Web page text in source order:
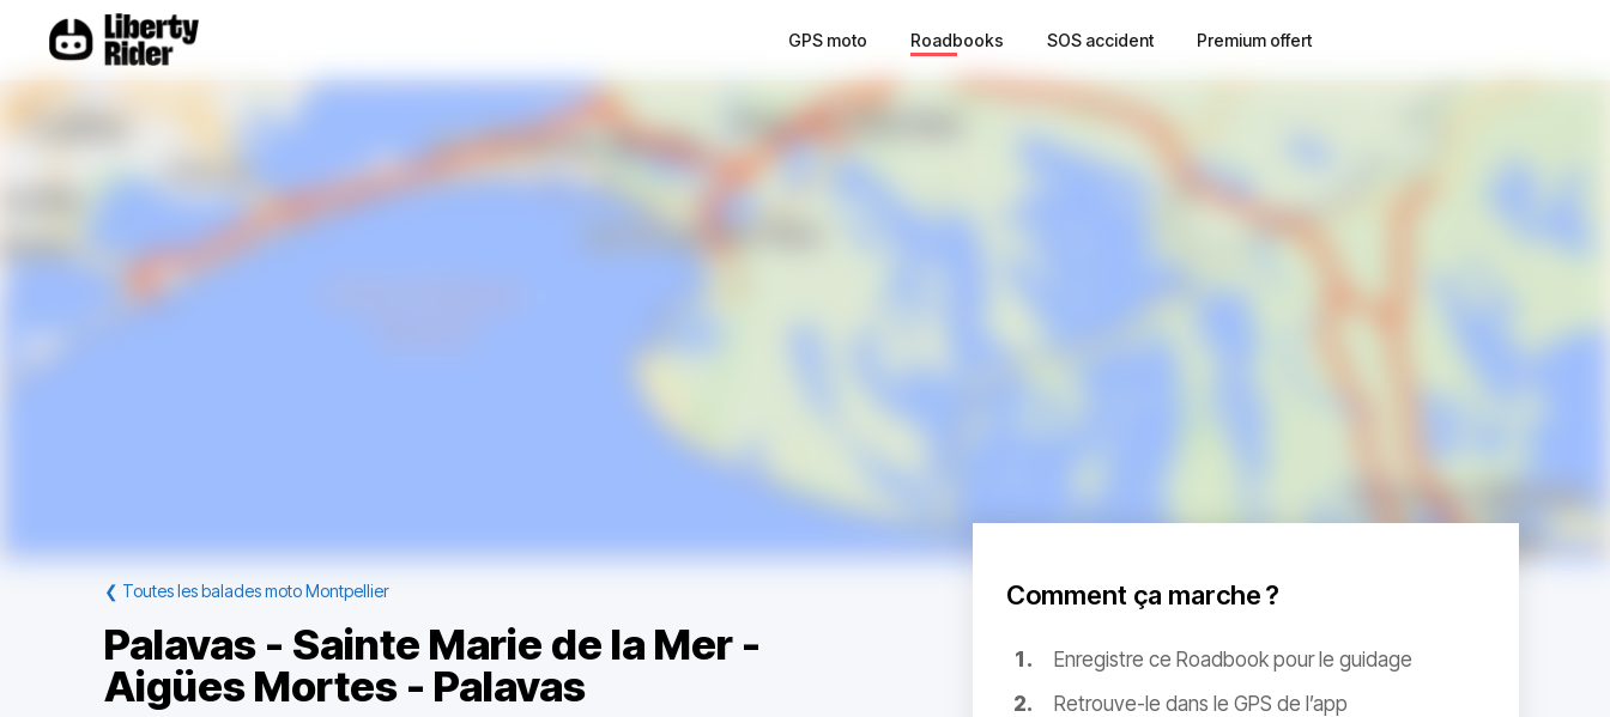
GPS moto Roadbooks SOS accident Premium offert
❮ Toutes les balades moto Montpellier
Palavas - Sainte Marie de la Mer -
Aigües Mortes - Palavas
Comment ça marche ?
Enregistre ce Roadbook pour le guidage
Retrouve-le dans le GPS de l’app